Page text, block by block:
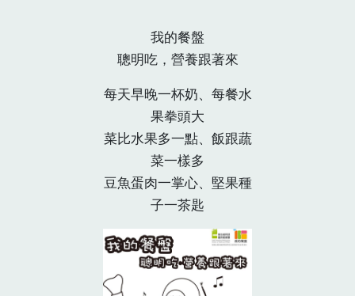
我的餐盤
聰明吃，營養跟著來
每天早晚一杯奶、每餐水
果拳頭大
菜比水果多一點、飯跟蔬
菜一樣多
豆魚蛋肉一掌心、堅果種
子一茶匙